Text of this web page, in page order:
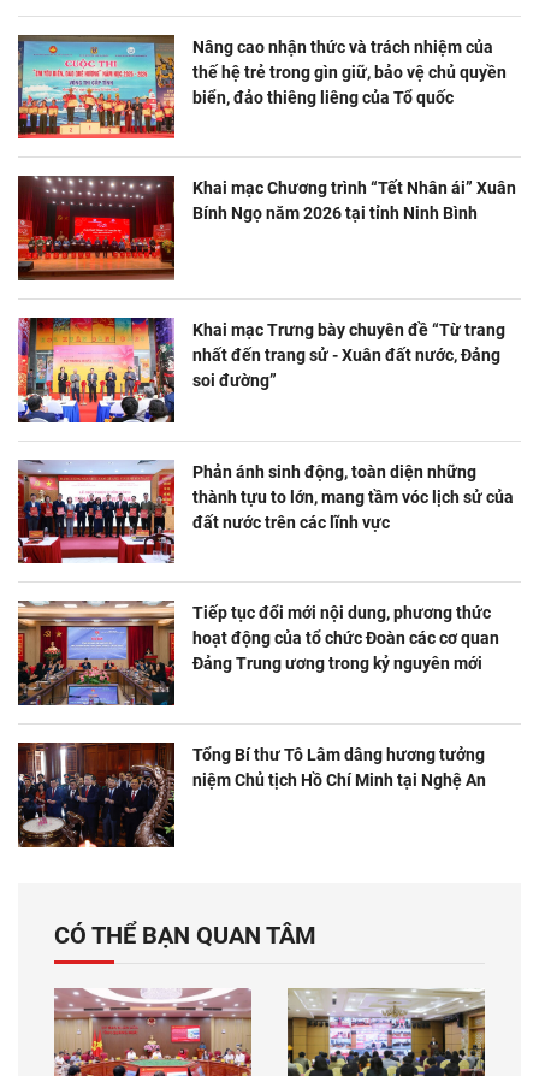
Nâng cao nhận thức và trách nhiệm của
thế hệ trẻ trong gìn giữ, bảo vệ chủ quyền
biển, đảo thiêng liêng của Tổ quốc
Khai mạc Chương trình “Tết Nhân ái” Xuân
Bính Ngọ năm 2026 tại tỉnh Ninh Bình
Khai mạc Trưng bày chuyên đề “Từ trang
nhất đến trang sử - Xuân đất nước, Đảng
soi đường”
Phản ánh sinh động, toàn diện những
thành tựu to lớn, mang tầm vóc lịch sử của
đất nước trên các lĩnh vực
Tiếp tục đổi mới nội dung, phương thức
hoạt động của tổ chức Đoàn các cơ quan
Đảng Trung ương trong kỷ nguyên mới
Tổng Bí thư Tô Lâm dâng hương tưởng
niệm Chủ tịch Hồ Chí Minh tại Nghệ An
CÓ THỂ BẠN QUAN TÂM